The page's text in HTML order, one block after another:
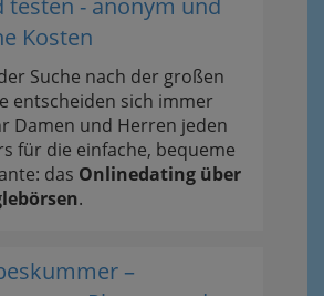
testen - anonym und
Kosten
Suche nach der großen
entscheiden sich immer
Damen und Herren jeden
für die einfache, bequeme
das Onlinedating über
.
–